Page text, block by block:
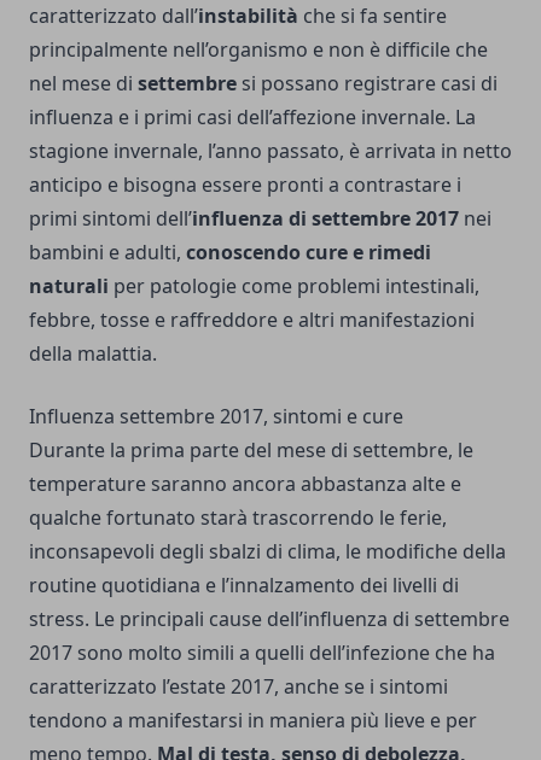
caratterizzato dall’instabilità che si fa sentire
principalmente nell’organismo e non è difficile che
nel mese di settembre si possano registrare casi di
influenza e i primi casi dell’affezione invernale. La
stagione invernale, l’anno passato, è arrivata in netto
anticipo e bisogna essere pronti a contrastare i
primi sintomi dell’influenza di settembre 2017 nei
bambini e adulti, conoscendo cure e rimedi
naturali per patologie come problemi intestinali,
febbre, tosse e raffreddore e altri manifestazioni
della malattia.
Influenza settembre 2017, sintomi e cure
Durante la prima parte del mese di settembre, le
temperature saranno ancora abbastanza alte e
qualche fortunato starà trascorrendo le ferie,
inconsapevoli degli sbalzi di clima, le modifiche della
routine quotidiana e l’innalzamento dei livelli di
stress. Le principali cause dell’influenza di settembre
2017 sono molto simili a quelli dell’infezione che ha
caratterizzato l’estate 2017, anche se i sintomi
tendono a manifestarsi in maniera più lieve e per
meno tempo. Mal di testa, senso di debolezza,